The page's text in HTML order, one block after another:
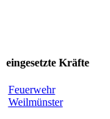
eingesetzte Kräfte
Feuerwehr
Weilmünster